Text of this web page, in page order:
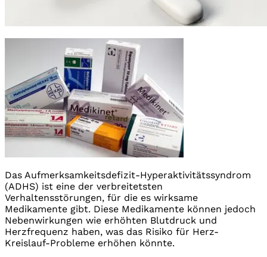
Das Aufmerksamkeitsdefizit-Hyperaktivitätssyndrom
(ADHS) ist eine der verbreitetsten
Verhaltensstörungen, für die es wirksame
Medikamente gibt. Diese Medikamente können jedoch
Nebenwirkungen wie erhöhten Blutdruck und
Herzfrequenz haben, was das Risiko für Herz-
Kreislauf-Probleme erhöhen könnte.